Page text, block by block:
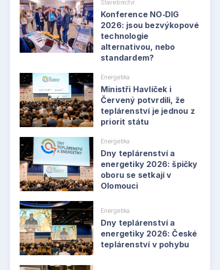
Stavebnictví
Konference NO‑DIG
2026: jsou bezvýkopové
technologie
alternativou, nebo
standardem?
Energetika
Ministři Havlíček i
Červený potvrdili, že
teplárenství je jednou z
priorit státu
Energetika
Dny teplárenství a
energetiky 2026: špičky
oboru se setkají v
Olomouci
Energetika
Dny teplárenství a
energetiky 2026: České
teplárenství v pohybu